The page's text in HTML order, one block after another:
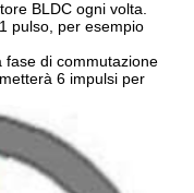
BLDC ogni volta.
pulso, per esempio
fase di commutazione
6 impulsi per